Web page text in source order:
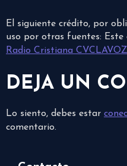
El siguiente crédito, por
uso por otras fuentes:
Radio Cristiana
DEJA UN
Lo siento, debes estar
comentario.